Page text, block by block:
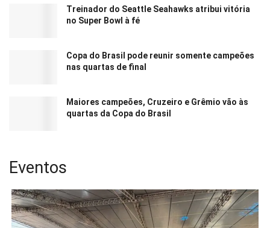
Treinador do Seattle Seahawks atribui vitória
no Super Bowl à fé
Copa do Brasil pode reunir somente campeões
nas quartas de final
Maiores campeões, Cruzeiro e Grêmio vão às
quartas da Copa do Brasil
Eventos